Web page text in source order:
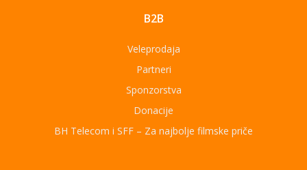
B2B
Veleprodaja
Partneri
Sponzorstva
Donacije
BH Telecom i SFF – Za najbolje filmske priče